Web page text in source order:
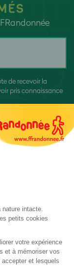
de recevoir la
pris connaissance
nature intacte.
petits cookies
votre expérience
et à mémoriser vos
et lesquels